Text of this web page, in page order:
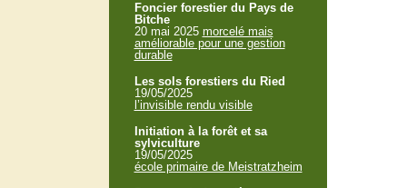
Foncier forestier du Pays de
Bitche
20 mai 2025 morcelé mais
améliorable pour une gestion
durable
Les sols forestiers du Ried
19/05/2025
l’invisible rendu visible
Initiation à la forêt et sa
sylviculture
19/05/2025
école primaire de Meistratzheim